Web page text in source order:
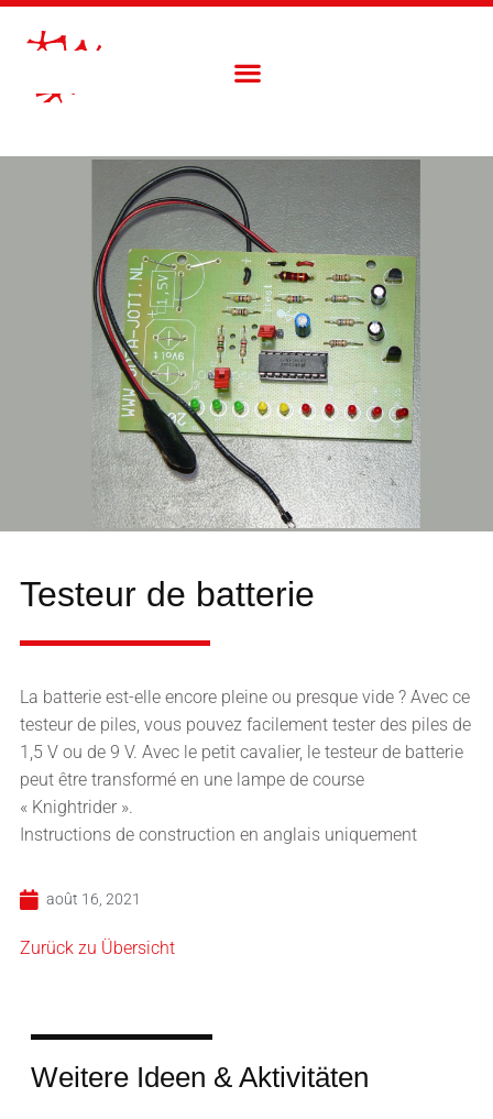
Testeur de batterie
La batterie est-elle encore pleine ou presque vide ? Avec ce
testeur de piles, vous pouvez facilement tester des piles de
1,5 V ou de 9 V. Avec le petit cavalier, le testeur de batterie
peut être transformé en une lampe de course
« Knightrider ».
Instructions de construction en anglais uniquement
août 16, 2021
Zurück zu Übersicht
Weitere Ideen & Aktivitäten